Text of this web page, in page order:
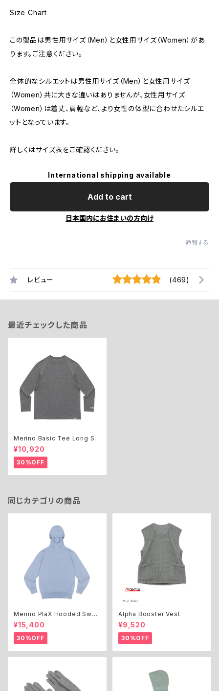
Size Chart
この製品は男性用サイズ（Men）と女性用サイズ（Women）があ
ります。ご注意ください。
全体的なシルエットは男性用サイズ（Men）と女性用サイズ
（Women）共に大きな違いはありませんが、女性用サイズ
（Women）は着丈、肩幅など、より女性の体型に合わせたシルエ
ットとなっています。
詳しくはサイズ表をご確認ください。
International shipping available
Add to cart
日本国内にお住まいの方向け
通報する
レビュー (469)
最近チェックした商品
Merino Basic Tee Long Sle
eve
¥10,920
30%OFF
同じカテゴリの商品
Merino PlaX Hooded Swea
ter
¥15,400
30%OFF
Alpha Booster Vest
¥9,520
30%OFF